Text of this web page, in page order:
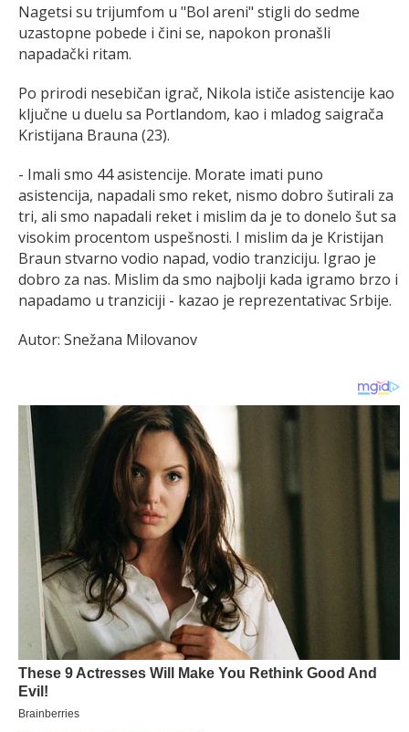
Nagetsi su trijumfom u "Bol areni" stigli do sedme
uzastopne pobede i čini se, napokon pronašli
napadački ritam.
Po prirodi nesebičan igrač, Nikola ističe asistencije kao
ključne u duelu sa Portlandom, kao i mladog saigrača
Kristijana Brauna (23).
- Imali smo 44 asistencije. Morate imati puno
asistencija, napadali smo reket, nismo dobro šutirali za
tri, ali smo napadali reket i mislim da je to donelo šut sa
visokim procentom uspešnosti. I mislim da je Kristijan
Braun stvarno vodio napad, vodio tranziciju. Igrao je
dobro za nas. Mislim da smo najbolji kada igramo brzo i
napadamo u tranziciji - kazao je reprezentativac Srbije.
Autor: Snežana Milovanov